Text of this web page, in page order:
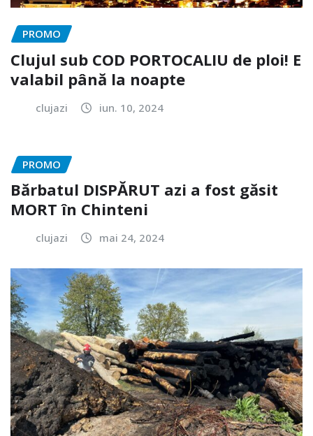
PROMO
Clujul sub COD PORTOCALIU de ploi! E
valabil până la noapte
clujazi iun. 10, 2024
PROMO
Bărbatul DISPĂRUT azi a fost găsit
MORT în Chinteni
clujazi mai 24, 2024